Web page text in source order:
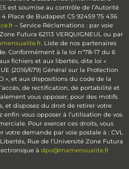
est soumise au contrôle de l’Autorité
Place de Budapest CS 92459 75 436
– Service Réclamations : par voie
Futura 62113 VERQUIGNEUL ou par
. Liste de nos partenaires
Conformément à la loi n°78-17 du 6
fichiers et aux libertés, dite loi «
(2016/679) Général sur la Protection
», et aux dispositions du code de la
de rectification, de portabilité et
vous opposer, pour des motifs
et disposez du droit de retirer votre
vous opposer à l’utilisation de vos
Pour exercer ces droits, vous
votre demande par voie postale à : CVL
Rue de l’Université Zone Futura
à dpo@mamensualite.fr